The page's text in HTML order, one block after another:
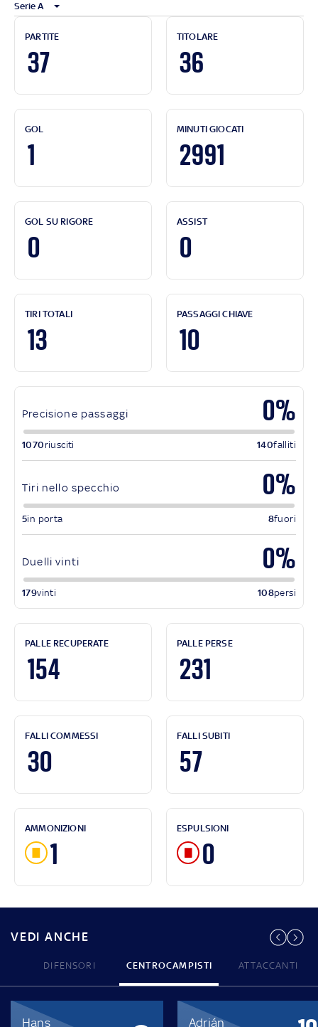
Serie A
PARTITE
37
TITOLARE
36
GOL
1
MINUTI GIOCATI
2991
GOL SU RIGORE
0
ASSIST
0
TIRI TOTALI
13
PASSAGGI CHIAVE
10
Precisione passaggi 0%
1070 riusciti 140falliti
Tiri nello specchio 0%
5in porta 8fuori
Duelli vinti 0%
179vinti 108persi
PALLE RECUPERATE
154
PALLE PERSE
231
FALLI COMMESSI
30
FALLI SUBITI
57
AMMONIZIONI
1
ESPULSIONI
0
VEDI ANCHE
DIFENSORI CENTROCAMPISTI ATTACCANTI
Hans Adrián